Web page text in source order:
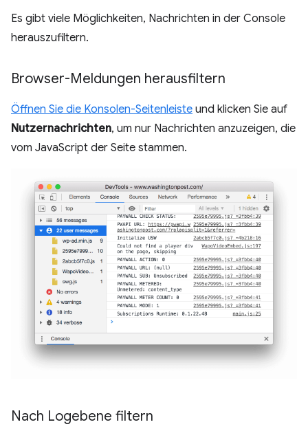
Es gibt viele Möglichkeiten, Nachrichten in der Console
herauszufiltern.
Browser-Meldungen herausfiltern
Öffnen Sie die Konsolen-Seitenleiste und klicken Sie auf
Nutzernachrichten, um nur Nachrichten anzuzeigen, die
vom JavaScript der Seite stammen.
Nach Logebene filtern